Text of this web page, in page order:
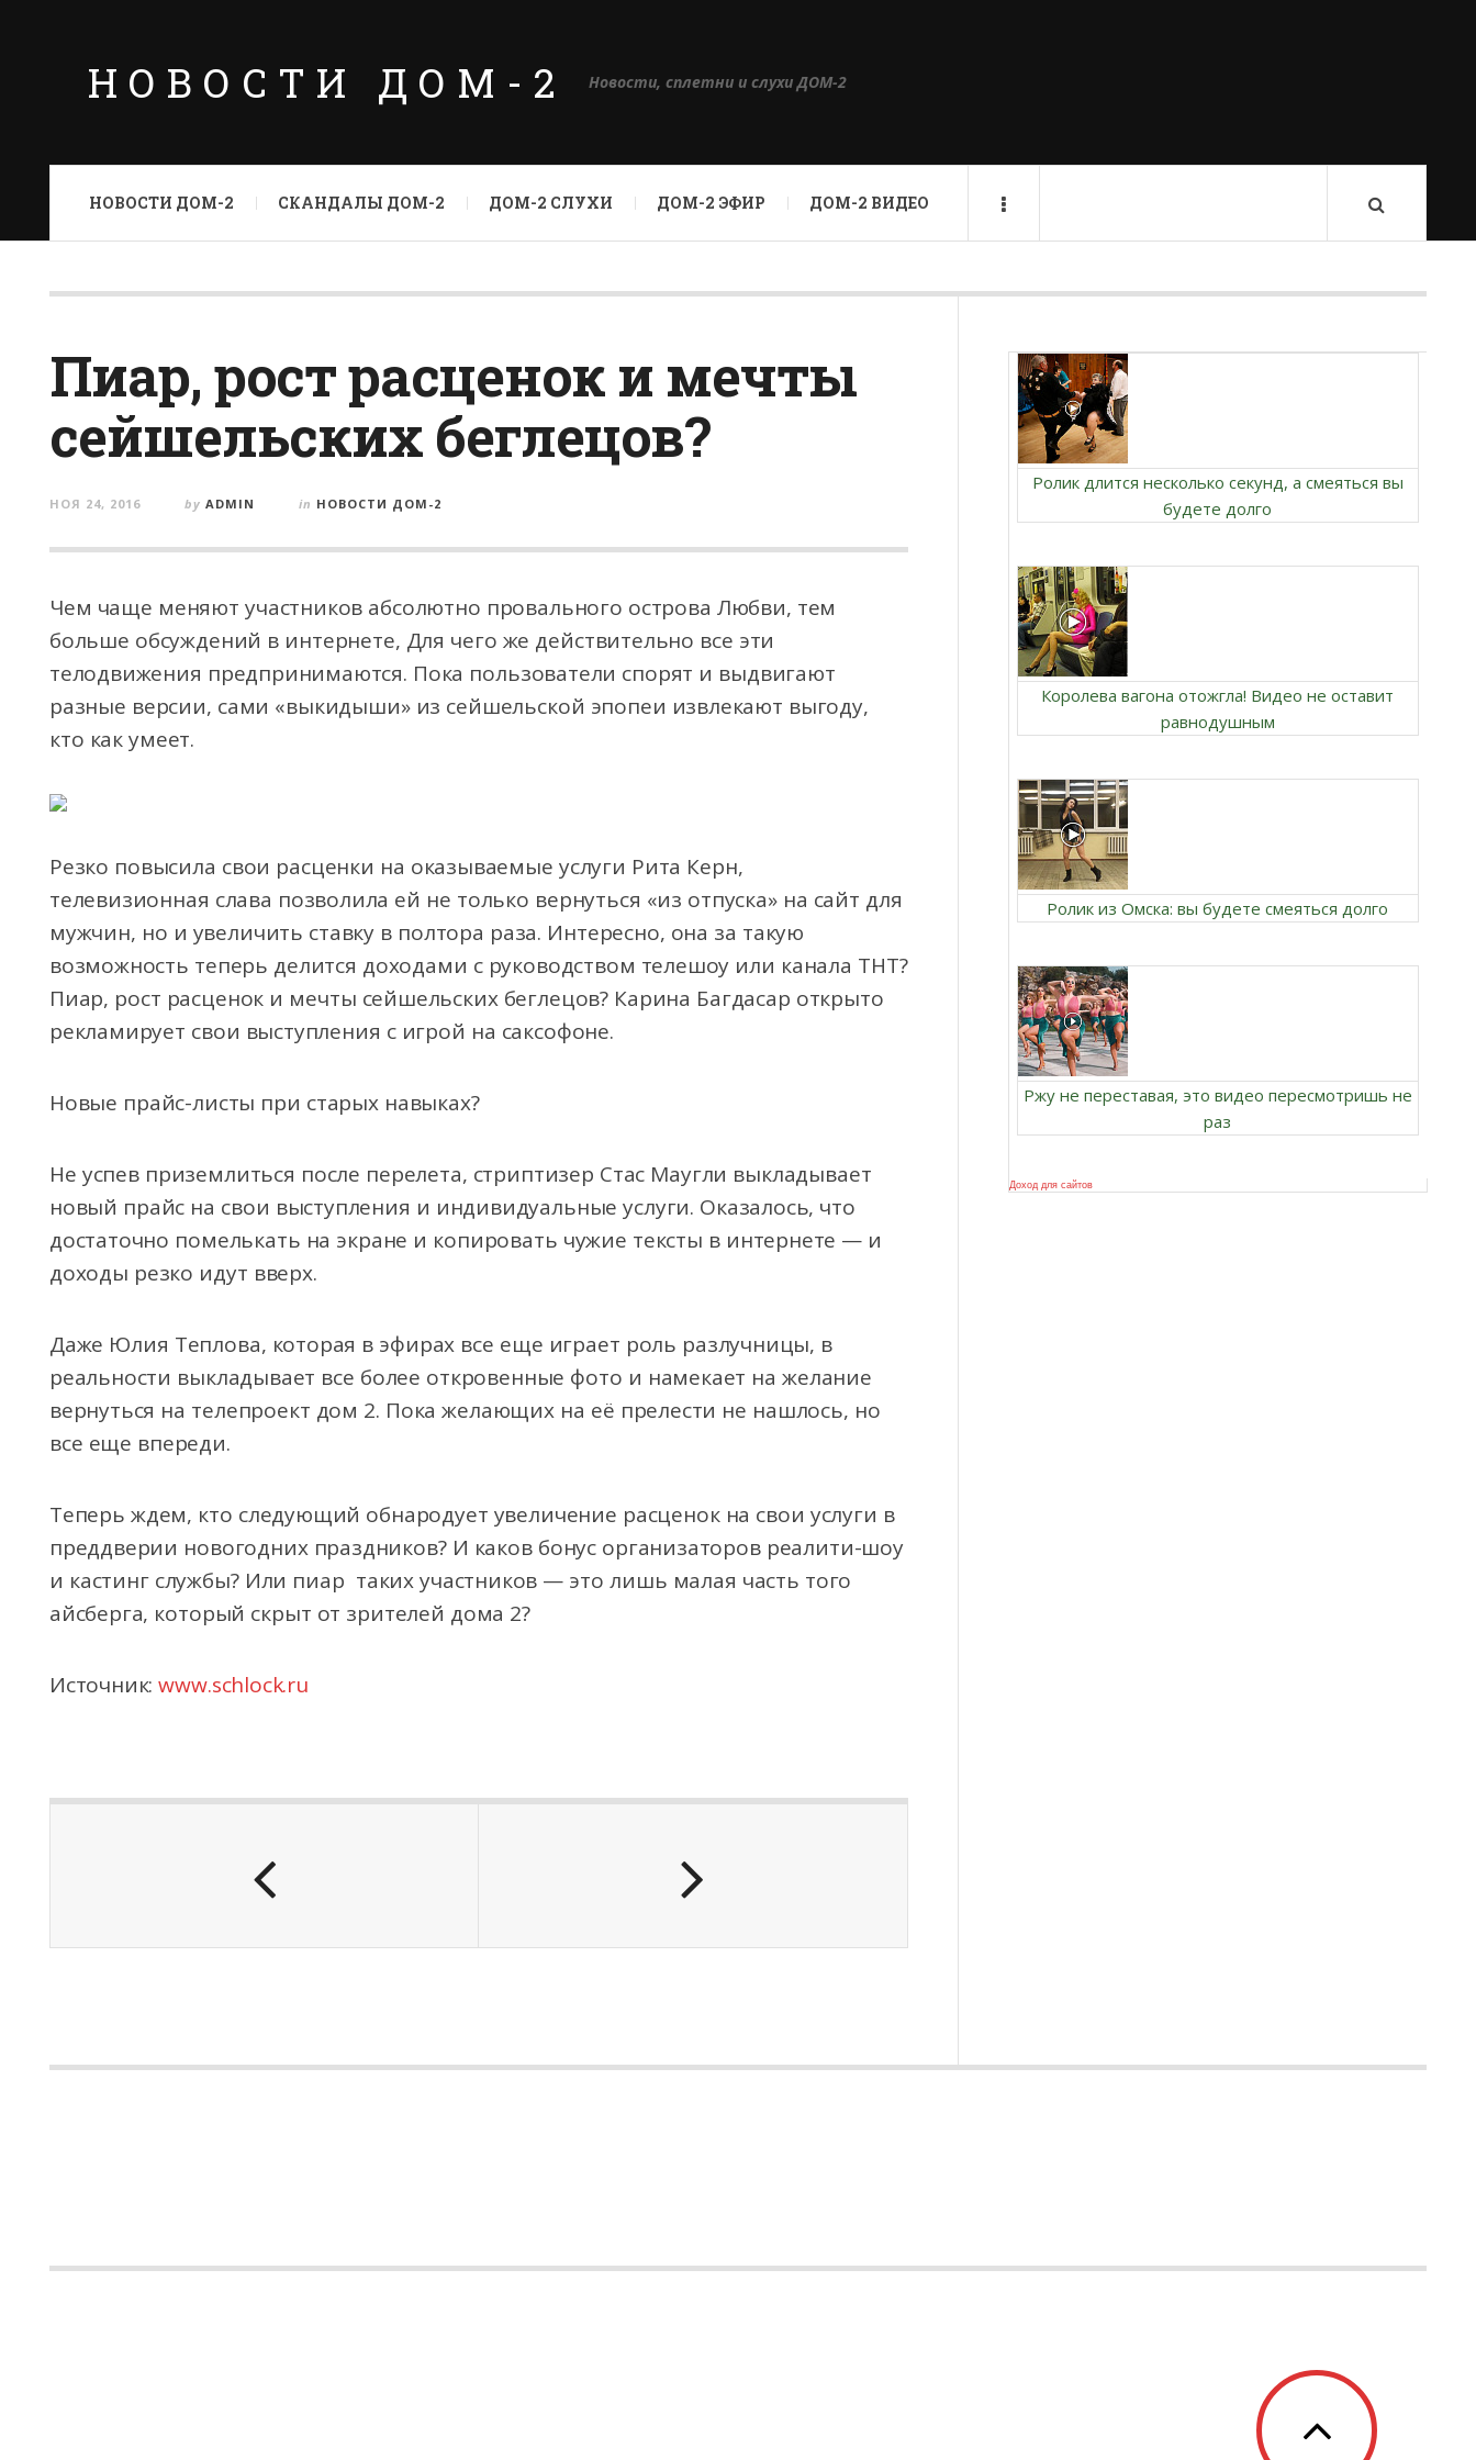
НОВОСТИ ДОМ-2 Новости, сплетни и слухи ДОМ-2
НОВОСТИ ДОМ-2 СКАНДАЛЫ ДОМ-2 ДОМ-2 СЛУХИ ДОМ-2 ЭФИР ДОМ-2 ВИДЕО
Пиар, рост расценок и мечты
сейшельских беглецов?
НОЯ 24, 2016 by ADMIN in НОВОСТИ ДОМ-2
Чем чаще меняют участников абсолютно провального острова Любви, тем
больше обсуждений в интернете, Для чего же действительно все эти
телодвижения предпринимаются. Пока пользователи спорят и выдвигают
разные версии, сами «выкидыши» из сейшельской эпопеи извлекают выгоду,
кто как умеет.
Резко повысила свои расценки на оказываемые услуги Рита Керн,
телевизионная слава позволила ей не только вернуться «из отпуска» на сайт для
мужчин, но и увеличить ставку в полтора раза. Интересно, она за такую
возможность теперь делится доходами с руководством телешоу или канала ТНТ?
Пиар, рост расценок и мечты сейшельских беглецов? Карина Багдасар открыто
рекламирует свои выступления с игрой на саксофоне.
Новые прайс-листы при старых навыках?
Не успев приземлиться после перелета, стриптизер Стас Маугли выкладывает
новый прайс на свои выступления и индивидуальные услуги. Оказалось, что
достаточно помелькать на экране и копировать чужие тексты в интернете — и
доходы резко идут вверх.
Даже Юлия Теплова, которая в эфирах все еще играет роль разлучницы, в
реальности выкладывает все более откровенные фото и намекает на желание
вернуться на телепроект дом 2. Пока желающих на её прелести не нашлось, но
все еще впереди.
Теперь ждем, кто следующий обнародует увеличение расценок на свои услуги в
преддверии новогодних праздников? И каков бонус организаторов реалити-шоу
и кастинг службы? Или пиар таких участников — это лишь малая часть того
айсберга, который скрыт от зрителей дома 2?
Источник:www.schlock.ru
Ролик длится несколько секунд, а смеяться вы
будете долго
Королева вагона отожгла! Видео не оставит
равнодушным
Ролик из Омска: вы будете смеяться долго
Ржу не переставая, это видео пересмотришь не
раз
Доход для сайтов